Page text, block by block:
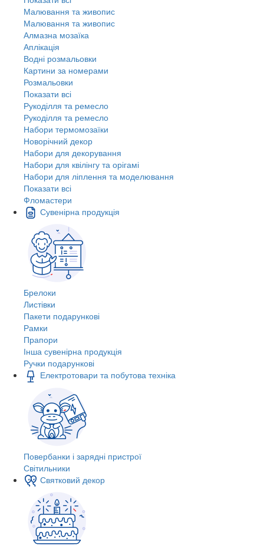
Малювання та живопис
Малювання та живопис
Алмазна мозаїка
Аплікація
Водні розмальовки
Картини за номерами
Розмальовки
Показати всі
Рукоділля та ремесло
Рукоділля та ремесло
Набори термомозаїки
Новорічний декор
Набори для декорування
Набори для квілінгу та орігамі
Набори для ліплення та моделювання
Показати всі
Фломастери
Сувенірна продукція
Брелоки
Листівки
Пакети подарункові
Рамки
Прапори
Інша сувенірна продукція
Ручки подарункові
Електротовари та побутова техніка
Повербанки і зарядні пристрої
Світильники
Святковий декор